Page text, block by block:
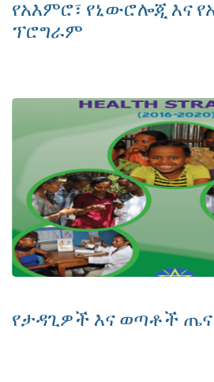
የአእምሮ፣ የኒውሮሎጂ እና
ፕሮግራም
የታዳጊዎች እና ወጣቶች